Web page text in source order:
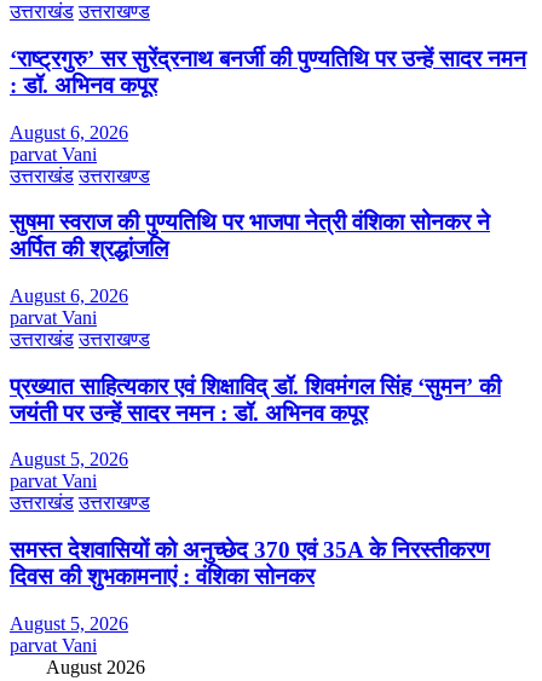
उत्तराखंड उत्तराखण्ड
‘राष्ट्रगुरु’ सर सुरेंद्रनाथ बनर्जी की पुण्यतिथि पर उन्हें सादर नमन
: डॉ. अभिनव कपूर
August 6, 2026
parvat Vani
उत्तराखंड उत्तराखण्ड
सुषमा स्वराज की पुण्यतिथि पर भाजपा नेत्री वंशिका सोनकर ने
अर्पित की श्रद्धांजलि
August 6, 2026
parvat Vani
उत्तराखंड उत्तराखण्ड
प्रख्यात साहित्यकार एवं शिक्षाविद् डॉ. शिवमंगल सिंह ‘सुमन’ की
जयंती पर उन्हें सादर नमन : डॉ. अभिनव कपूर
August 5, 2026
parvat Vani
उत्तराखंड उत्तराखण्ड
समस्त देशवासियों को अनुच्छेद 370 एवं 35A के निरस्तीकरण
दिवस की शुभकामनाएं : वंशिका सोनकर
August 5, 2026
parvat Vani
August 2026